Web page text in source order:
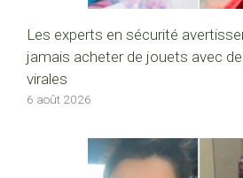
Les experts en sécurité
jamais acheter de jouets avec
virales
6 août 2026